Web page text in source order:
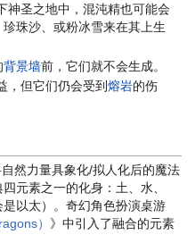
神圣之地中，混沌精也可能会
珠沙、或粉冰雪来在其上生
背景墙前，它们就不会生成。
，但它们仍会受到熔岩的伤
然力量具象化/拟人化后的魔法
元素之一的化身：土、水、
以太）。奇幻角色扮演桌游
） 》中引入了融合的元素